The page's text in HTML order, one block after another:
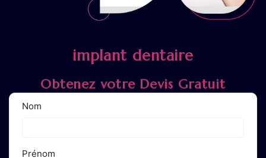
implant dentaire
Obtenez votre Devis Gratuit